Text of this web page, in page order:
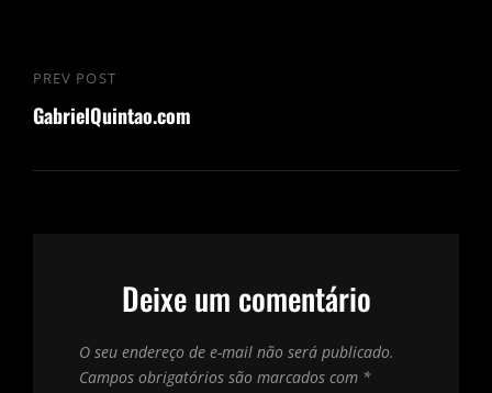
Navegação
de
Previous
Post
PREV POST
GabrielQuintao.com
Deixe um comentário
O seu endereço de e-mail não será publicado.
Campos obrigatórios são marcados com *